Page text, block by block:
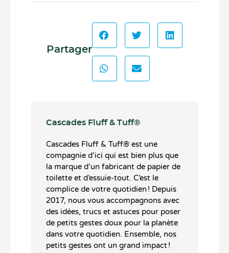
Partager
Cascades Fluff & Tuff®️
Cascades Fluff & Tuff®️ est une
compagnie d’ici qui est bien plus que
la marque d’un fabricant de papier de
toilette et d’essuie-tout. C’est le
complice de votre quotidien ! Depuis
2017, nous vous accompagnons avec
des idées, trucs et astuces pour poser
de petits gestes doux pour la planète
dans votre quotidien. Ensemble, nos
petits gestes ont un grand impact !